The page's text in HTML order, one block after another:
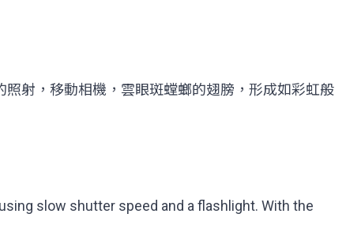
射，移動相機，雲眼斑螳螂的翅膀，形成如彩虹般
slow shutter speed and a flashlight. With the